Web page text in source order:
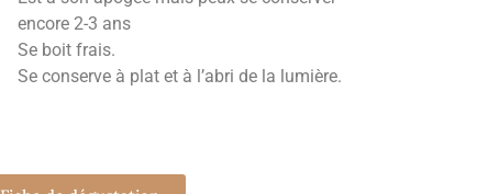
encore 2-3 ans
Se boit frais.
Se conserve à plat et à l’abri de la lumière.